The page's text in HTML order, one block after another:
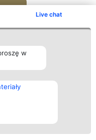
Live chat
w
Kontakt
Kontakt